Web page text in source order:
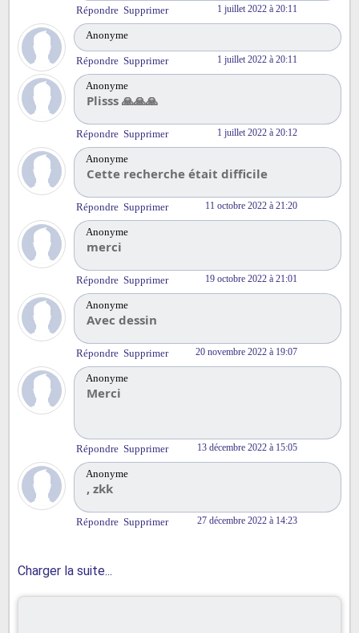
1 juillet 2022 à 20:11
Répondre Supprimer
Anonyme
1 juillet 2022 à 20:11
Répondre Supprimer
Anonyme
1 juillet 2022 à 20:12
Plisss 🙏🙏🙏
Répondre Supprimer
Anonyme
11 octobre 2022 à 21:20
Cette recherche était difficile
Répondre Supprimer
Anonyme
19 octobre 2022 à 21:01
merci
Répondre Supprimer
Anonyme
20 novembre 2022 à 19:07
Avec dessin
Répondre Supprimer
Anonyme
13 décembre 2022 à 15:05
Merci
Répondre Supprimer
Anonyme
27 décembre 2022 à 14:23
, zkk
Répondre Supprimer
Charger la suite...